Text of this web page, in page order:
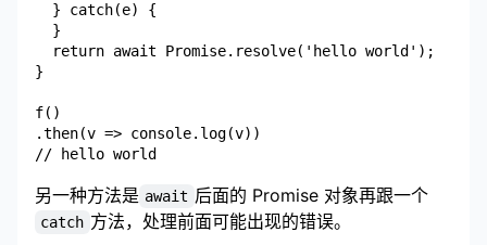
  } catch(e) {
  }
  return await Promise.resolve('hello world');
}
f()
.then(v => console.log(v))
另一种方法是 await 后面的 Promise 对象再跟一个
catch 方法，处理前面可能出现的错误。